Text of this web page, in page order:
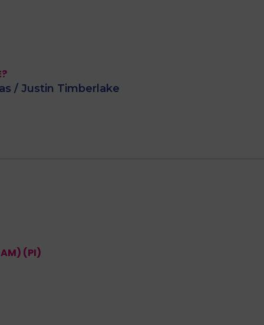
/ Justin Timberlake
(PI)